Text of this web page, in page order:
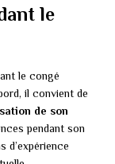
le
le congé
il convient de
de son
pendant son
d’expérience